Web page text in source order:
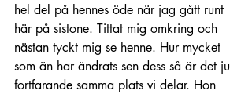
hel del på hennes öde när jag gått runt
här på sistone. Tittat mig omkring och
nästan tyckt mig se henne. Hur mycket
som än har ändrats sen dess så är det ju
fortfarande samma plats vi delar. Hon